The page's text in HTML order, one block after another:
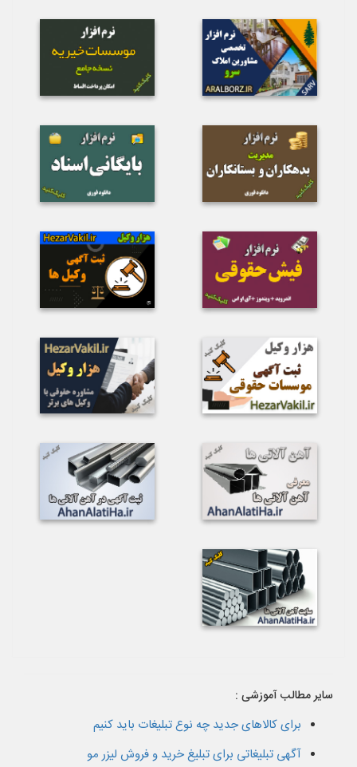
سایر مطالب آموزشی :
برای کالاهای جدید چه نوع تبلیغات باید کنیم
آگهی تبلیغاتی برای تبلیغ خرید و فروش لیزر مو